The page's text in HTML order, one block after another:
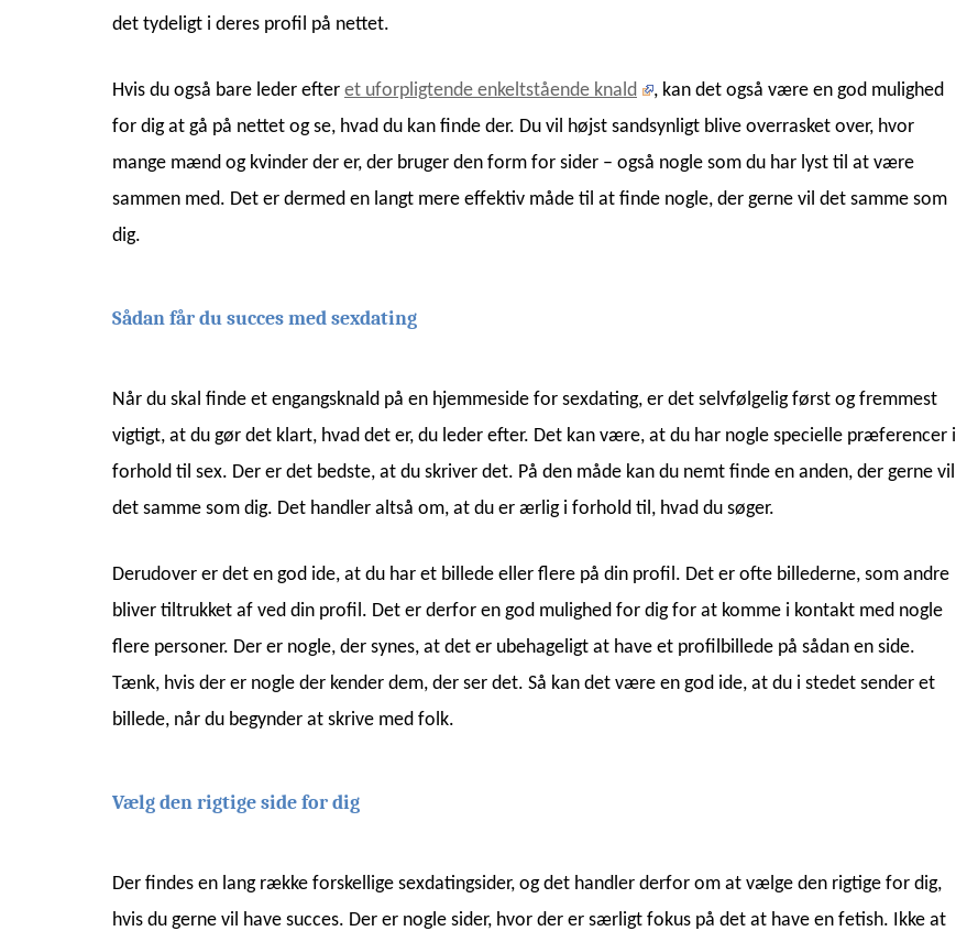
det tydeligt i deres profil på nettet.
Hvis du også bare leder efter et uforpligtende enkeltstående knald
, kan det også være en god mulighed
for dig at gå på nettet og se, hvad du kan finde der. Du vil højst sandsynligt blive overrasket over, hvor
mange mænd og kvinder der er, der bruger den form for sider – også nogle som du har lyst til at være
sammen med. Det er dermed en langt mere effektiv måde til at finde nogle, der gerne vil det samme som
dig.
Sådan får du succes med sexdating
Når du skal finde et engangsknald på en hjemmeside for sexdating, er det selvfølgelig først og fremmest
vigtigt, at du gør det klart, hvad det er, du leder efter. Det kan være, at du har nogle specielle præferencer i
forhold til sex. Der er det bedste, at du skriver det. På den måde kan du nemt finde en anden, der gerne vil
det samme som dig. Det handler altså om, at du er ærlig i forhold til, hvad du søger.
Derudover er det en god ide, at du har et billede eller flere på din profil. Det er ofte billederne, som andre
bliver tiltrukket af ved din profil. Det er derfor en god mulighed for dig for at komme i kontakt med nogle
flere personer. Der er nogle, der synes, at det er ubehageligt at have et profilbillede på sådan en side.
Tænk, hvis der er nogle der kender dem, der ser det. Så kan det være en god ide, at du i stedet sender et
billede, når du begynder at skrive med folk.
Vælg den rigtige side for dig
Der findes en lang række forskellige sexdatingsider, og det handler derfor om at vælge den rigtige for dig,
hvis du gerne vil have succes. Der er nogle sider, hvor der er særligt fokus på det at have en fetish. Ikke at